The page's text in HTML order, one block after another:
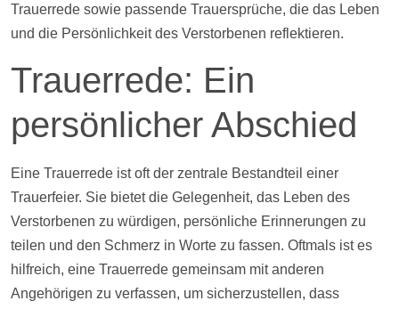
Trauerrede sowie passende Trauersprüche, die das Leben
und die Persönlichkeit des Verstorbenen reflektieren.
Trauerrede: Ein
persönlicher Abschied
Eine Trauerrede ist oft der zentrale Bestandteil einer
Trauerfeier. Sie bietet die Gelegenheit, das Leben des
Verstorbenen zu würdigen, persönliche Erinnerungen zu
teilen und den Schmerz in Worte zu fassen. Oftmals ist es
hilfreich, eine Trauerrede gemeinsam mit anderen
Angehörigen zu verfassen, um sicherzustellen, dass